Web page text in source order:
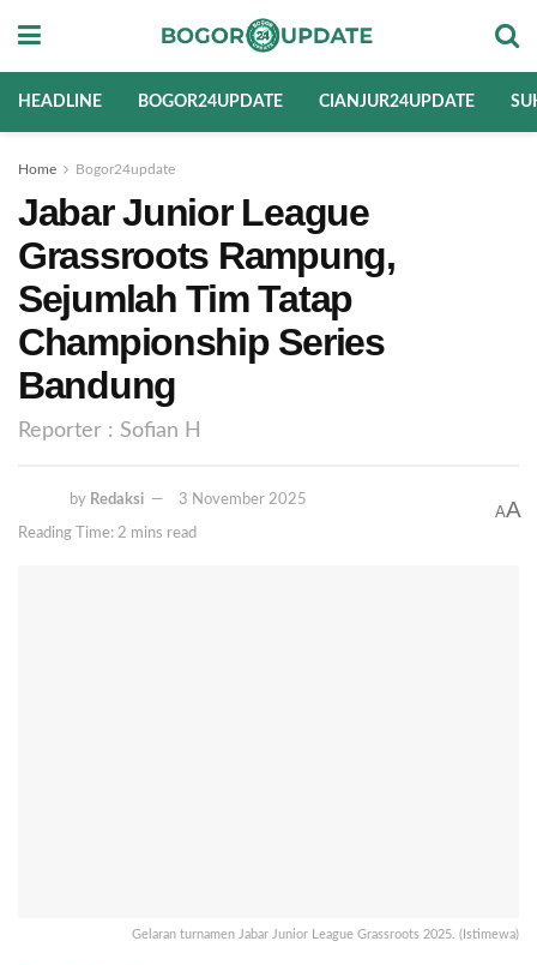
HEADLINE BOGOR24UPDATE CIANJUR24UPDATE
Home Bogor24update
Jabar Junior League
Grassroots Rampung,
Sejumlah Tim Tatap
Championship Series
Bandung
Reporter : Sofian H
by Redaksi 3 November 2025
Reading Time: 2 mins read
AA
Gelaran turnamen Jabar Junior League Grassroots 2025. (Istimewa)